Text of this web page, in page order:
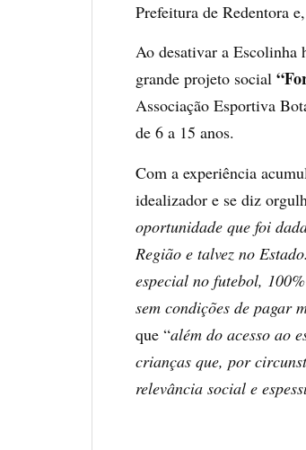
Prefeitura de Redentora
Ao desativar a Escolinha
grande projeto social
Associação Esportiva
de 6 a 15 anos.
Com a experiência
idealizador e se diz
oportunidade que foi
Região e talvez no
especial no futebol,
sem condições de pagar
que “além do acesso ao
crianças que, por
relevância social e